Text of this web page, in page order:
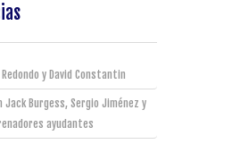
y David Constantin
Jack Burgess, Sergio Jiménez y
ayudantes